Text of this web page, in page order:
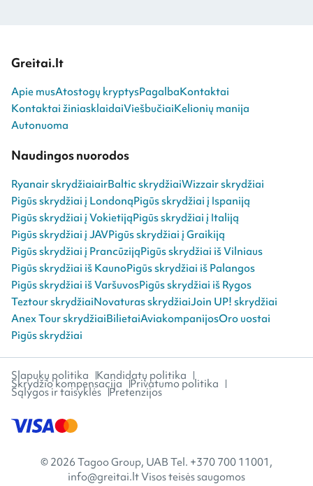
Greitai.lt
Apie musAtostogų kryptysPagalbaKontaktai
Kontaktai žiniasklaidaiViešbučiaiKelionių manija
Autonuoma
Naudingos nuorodos
Ryanair skrydžiaiairBaltic skrydžiaiWizzair skrydžiai
Pigūs skrydžiai į LondonąPigūs skrydžiai į Ispaniją
Pigūs skrydžiai į VokietijąPigūs skrydžiai į Italiją
Pigūs skrydžiai į JAVPigūs skrydžiai į Graikiją
Pigūs skrydžiai į PrancūzijąPigūs skrydžiai iš Vilniaus
Pigūs skrydžiai iš KaunoPigūs skrydžiai iš Palangos
Pigūs skrydžiai iš VaršuvosPigūs skrydžiai iš Rygos
Teztour skrydžiaiNovaturas skrydžiaiJoin UP! skrydžiai
Anex Tour skrydžiaiBilietaiAviakompanijosOro uostai
Pigūs skrydžiai
Slapukų politika Kandidatų politika
Skrydžio kompensacija Privatumo politika
Sąlygos ir taisyklės Pretenzijos
© 2026 Tagoo Group, UAB Tel. +370 700 11001,
info@greitai.lt Visos teisės saugomos